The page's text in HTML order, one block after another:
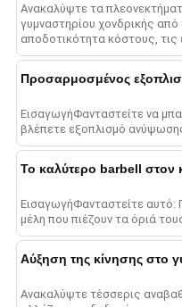
Ανακαλύψτε τα
γυμναστηρίου χονδρικής από
αποδοτικότητα κόστους, τις
στρατηγικές για επιτυχία......
ΕισαγωγήΦανταστείτε να
βλέπετε εξοπλισμό
Το καλύτερο barbell στον
ΕισαγωγήΦανταστείτε αυτό:
μέλη που πιέζουν τα όριά
Ανακαλύψτε τέσσερις